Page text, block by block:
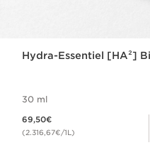
Hydra-Essentiel [HA²]
30 ml
69,50€
(2.316,67€/1L)